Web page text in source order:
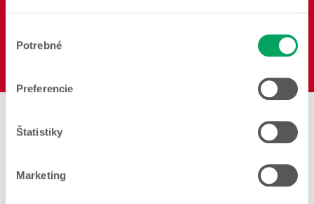
súhlasu
Potrebné
Preferencie
Štatistiky
Marketing
Woolworth – Michalovce